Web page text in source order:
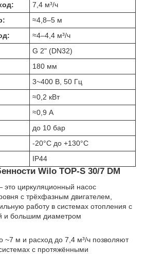
7,4 м³/ч
≈4,8–5 м
≈4–4,4 м³/ч
G 2" (DN32)
180 мм
3~400 В, 50 Гц
≈0,2 кВт
≈0,9 А
до 10 бар
-20°C до +130°C
IP44
Wilo TOP-S 30/7 DM
это циркуляционный насос
с трёхфазным двигателем,
работу в системах отопления с
и большим диаметром
~7 м и расход до 7,4 м³/ч позволяют
с протяжёнными